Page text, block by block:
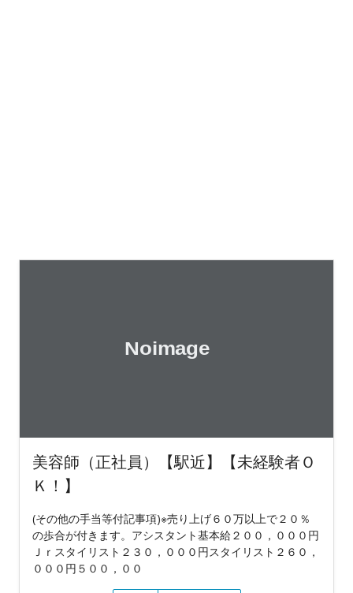
美容師（正社員）【駅近】【未経験者Ｏ
Ｋ！】
(その他の手当等付記事項)※売り上げ６０万以上で２０％
の歩合が付きます。アシスタント基本給２００，０００円
Ｊｒスタイリスト２３０，０００円スタイリスト２６０，
０００円５００，００